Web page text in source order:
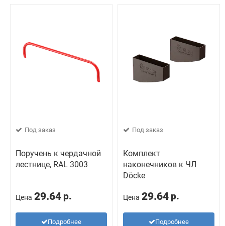
Под заказ
Поручень к чердачной
лестнице, RAL 3003
Цена 29.64 р.
Подробнее
Под заказ
Комплект
наконечников к ЧЛ
Döcke
Цена 29.64 р.
Подробнее